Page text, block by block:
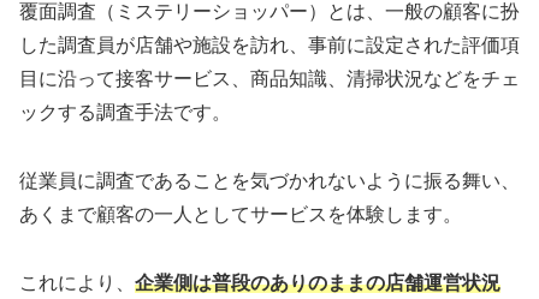
覆面調査（ミステリーショッパー）とは、一般の顧客に扮
した調査員が店舗や施設を訪れ、事前に設定された評価項
目に沿って接客サービス、商品知識、清掃状況などをチェ
ックする調査手法です。
従業員に調査であることを気づかれないように振る舞い、
あくまで顧客の一人としてサービスを体験します。
これにより、 企業側は普段のありのままの店舗運営状況